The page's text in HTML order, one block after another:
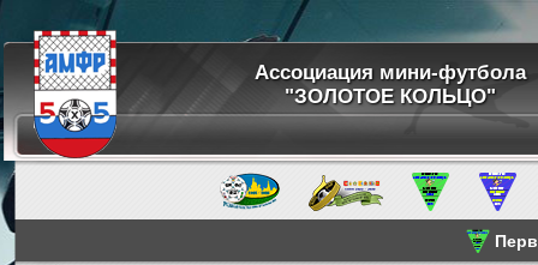
Ассоциация мини-футбола
"ЗОЛОТОЕ КОЛЬЦО"